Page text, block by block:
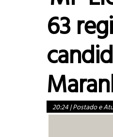
63
20:24|Postado e